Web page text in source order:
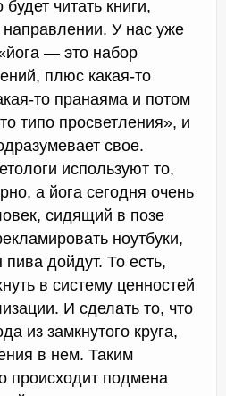
читать книги,
направлении. У нас уже
— это набор
плюс какая-то
то пранаяма и потом
типо просветления», и
свое.
используют то,
а йога сегодня очень
сидящий в позе
ноутбуки,
дойдут. То есть,
в систему ценностей
И сделать то, что
из замкнутого круга,
в нем. Таким
происходит подмена